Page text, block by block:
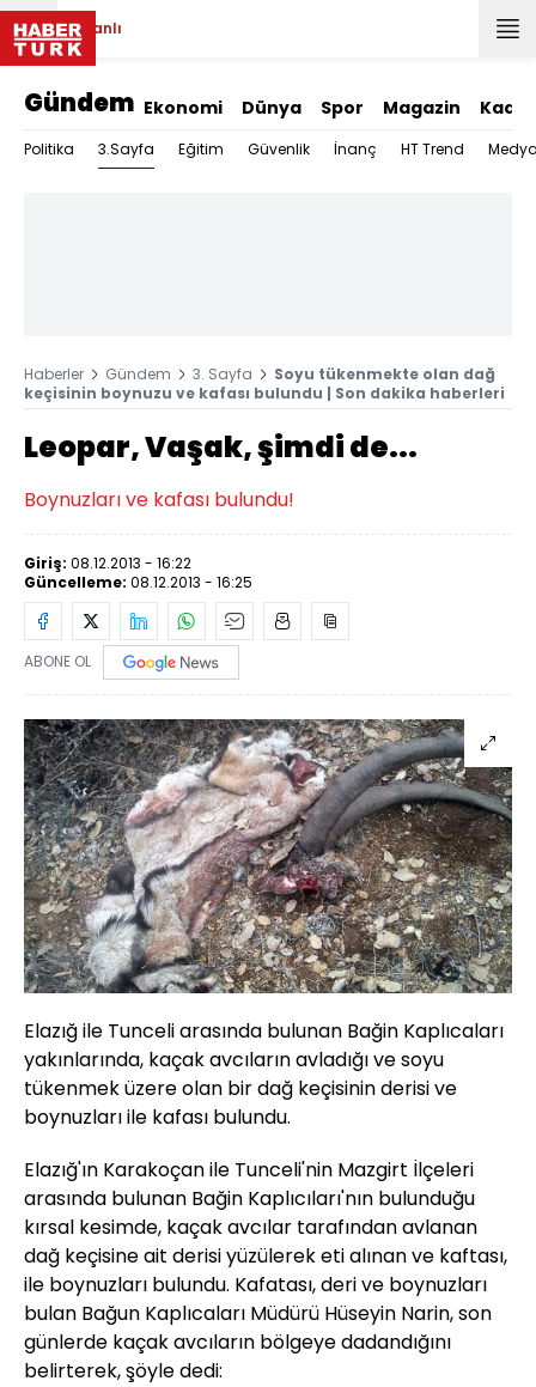
Canlı
Gündem Ekonomi Dünya Spor Magazin Kadın
Politika 3.Sayfa Eğitim Güvenlik İnanç HT Trend
Haberler Gündem 3. Sayfa
Soyu tükenmekte olan dağ
keçisinin boynuzu ve kafası bulundu | Son dakika haberleri
Leopar, Vaşak, şimdi de...
Boynuzları ve kafası bulundu!
Giriş: 08.12.2013 - 16:22
Güncelleme: 08.12.2013 - 16:25
ABONE OL
Elazığ ile Tunceli arasında bulunan Bağin Kaplıcaları
yakınlarında, kaçak avcıların avladığı ve soyu
tükenmek üzere olan bir dağ keçisinin derisi ve
boynuzları ile kafası bulundu.
Elazığ'ın Karakoçan ile Tunceli'nin Mazgirt İlçeleri
arasında bulunan Bağin Kaplıcıları'nın bulunduğu
kırsal kesimde, kaçak avcılar tarafından avlanan
dağ keçisine ait derisi yüzülerek eti alınan ve kaftası,
ile boynuzları bulundu. Kafatası, deri ve boynuzları
bulan Bağun Kaplıcaları Müdürü Hüseyin Narin, son
günlerde kaçak avcıların bölgeye dadandığını
belirterek, şöyle dedi: